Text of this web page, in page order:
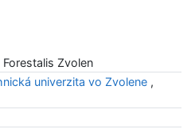
Zvolen
univerzita vo Zvolene,